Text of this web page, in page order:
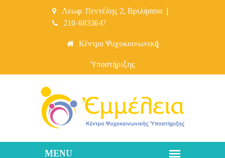
Λεωφ. Πεντέλης 2, Βριλήσσια
210-6833647
Κέντρο Ψυχοκοινωνικῆς
Ὑποστήριξης